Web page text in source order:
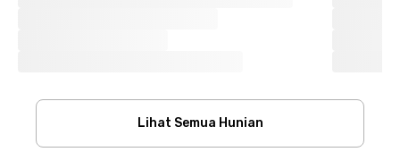
Lihat Semua Hunian